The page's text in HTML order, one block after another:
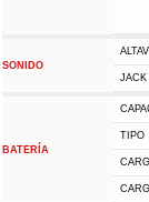
SONIDO
JACK
BATERÍA
TIPO